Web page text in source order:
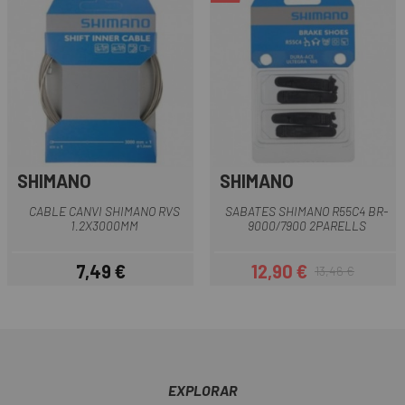
SHIMANO
CABLE CANVI SHIMANO RVS
1.2X3000MM
Preu
7,49 €
SHIMANO
SABATES SHIMANO R55C4 BR-
9000/7900 2PARELLS
Preu
12,90 €Preu regular
13,46 €
EXPLORAR